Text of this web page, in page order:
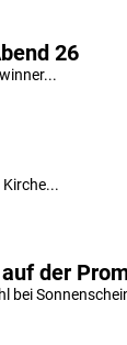
26
der
bei